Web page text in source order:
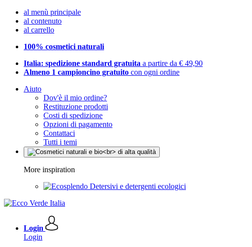
al menù principale
al contenuto
al carrello
100% cosmetici naturali
Italia: spedizione standard gratuita a partire da € 49,90
Almeno 1 campioncino gratuito con ogni ordine
Aiuto
Dov'è il mio ordine?
Restituzione prodotti
Costi di spedizione
Opzioni di pagamento
Contattaci
Tutti i temi
More inspiration
Detersivi e detergenti ecologici
Login
Login